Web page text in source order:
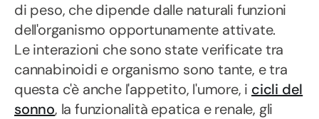
di peso, che dipende dalle naturali funzioni
dell'organismo opportunamente attivate.
Le interazioni che sono state verificate tra
cannabinoidi e organismo sono tante, e tra
questa c'è anche l'appetito, l'umore, i cicli del
sonno, la funzionalità epatica e renale, gli